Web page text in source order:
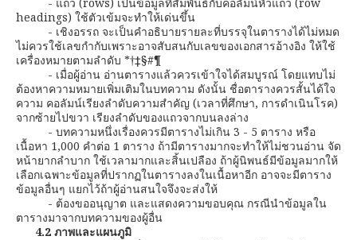
headings) ใช้ตัวเข้มจะทำให้เด่นขึ้น
- เชิงอรรถ จะเป็นคำอธิบายรายละที่บรรจุในตารางได้ไม่หมด
ไม่ควรใช้เลขกำกับเพราะอาจสับสนกับเลขของเอกสารอ้างอิง ให้ใช้
เครื่องหมายตามลำดับ *†‡§#¶
- เมื่อผู้อ่าน อ่านตารางแล้วควรเข้าใจได้สมบูรณ์ โดยแทบไม่
ต้องหาความหมายเพิ่มเติมในบทความ ดังนั้น ชื่อตารางควรสั้นได้ใจ
ความ คอลัมน์เรียงลำดับความสำคัญ (เวลาที่ศึกษา, การดำเนินโรค)
จากซ้ายไปขวา เรียงลำดับของแถวจากบนลงล่าง
- บทความหนึ่งเรื่องควรมีตารางไม่เกิน 3 - 5 ตาราง หรือ
เนื้อหา 1,000 คำต่อ 1 ตาราง ถ้ามีตารางมากจะทำให้ไม่ชวนอ่าน จัด
หน้ายากลำบาก ใช้เวลามากและสิ้นเปลือง ถ้าผู้นิพนธ์มีข้อมูลมากให้
เลือกเฉพาะข้อมูลที่ปรากฏในตารางลงในเนื้อหาอีก อาจจะมีตาราง
ข้อมูลอื่นๆ แยกไว้ถ้าผู้อ่านสนใจจึงจะส่งให้
- ต้องขออนุญาต และแสดงความขอบคุณ กรณีนำข้อมูลใน
ตารางมาจากบทความของผู้อื่น
4.2 ภาพและแผนภูมิ